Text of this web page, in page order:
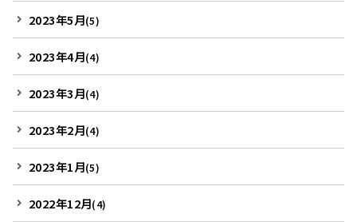
2023年5月(5)
2023年4月(4)
2023年3月(4)
2023年2月(4)
2023年1月(5)
2022年12月(4)